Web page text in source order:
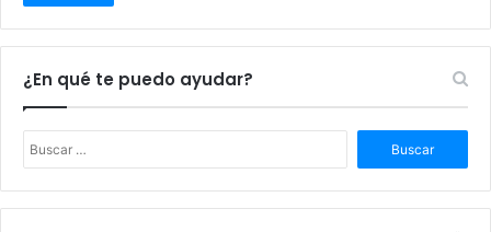
¿En qué te puedo ayudar?
s
c